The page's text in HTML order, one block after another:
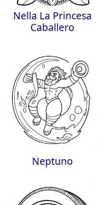
Nella La Princesa
Caballero
Neptuno